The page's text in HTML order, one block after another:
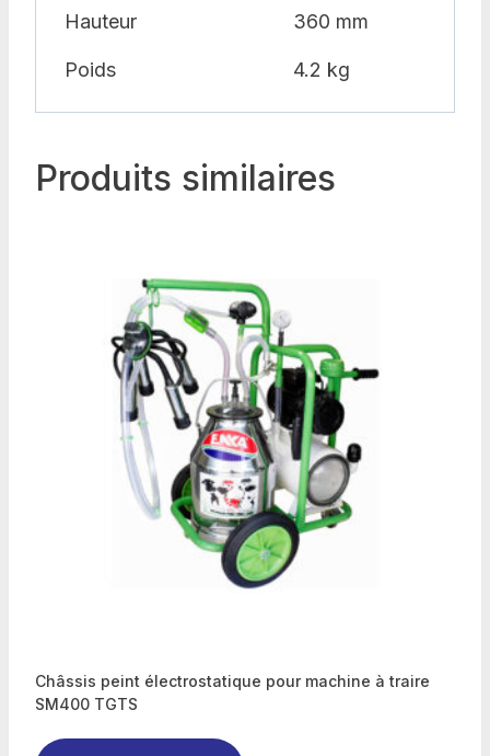
Hauteur 360 mm
Poids 4.2 kg
Produits similaires
Châssis peint électrostatique pour machine à traire
SM400 TGTS